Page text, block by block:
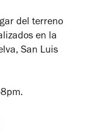
del terreno
en la
San Luis
.